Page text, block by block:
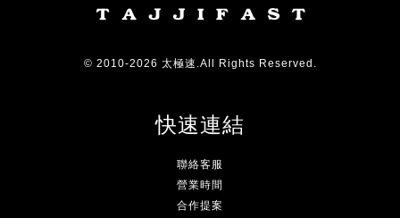
© 2010-2026 太極速.All Rights Reserved.
快速連結
聯絡客服
營業時間
合作提案